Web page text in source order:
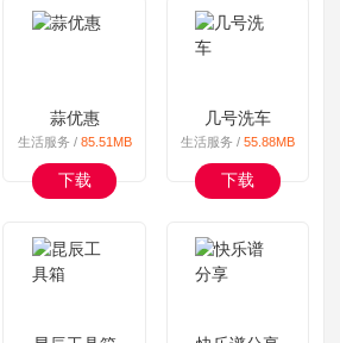
蒜优惠
生活服务 / 85.51MB
下载
几号洗车
生活服务 /55.88MB
下载